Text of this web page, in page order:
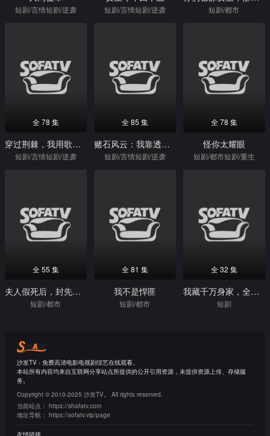
短剧/言情短剧/逆袭 短剧/言情短剧/逆袭 短剧/都市
全 78 集
穿过荆棘，我用歌声拥抱王冠
短剧/言情短剧/逆袭
全 85 集
赌石风云：我靠透视覆手为玉
短剧/言情短剧/逆袭
全 78 集
怪你太耀眼
短剧/都市短剧/重生
全 55 集
夫人假死后，封先生悔恨不已
短剧/都市
全 81 集
我不是悍匪
短剧/都市
全 32 集
我藏千万身家，全村当我穷光蛋
短剧
沙发TV - 免费高清电影电视剧综艺在线观看。
本站所有内容均来自互联网分享站点所提供的公开引用资源，未提供资源上传、存储服
务。
Copyright © 2010-2025 沙发TV。 All rights reserved.
当前站点： https://shafatv.com
地址导航： https://sofatv.vip/page
友情链接